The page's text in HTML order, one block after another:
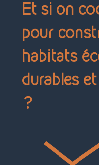
Et si on
pour
habitats
durables
?